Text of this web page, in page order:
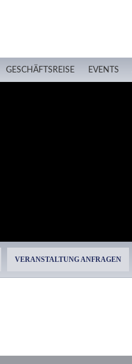
GESCHÄFTSREISE EVENTS
VERANSTALTUNG ANFRAGEN